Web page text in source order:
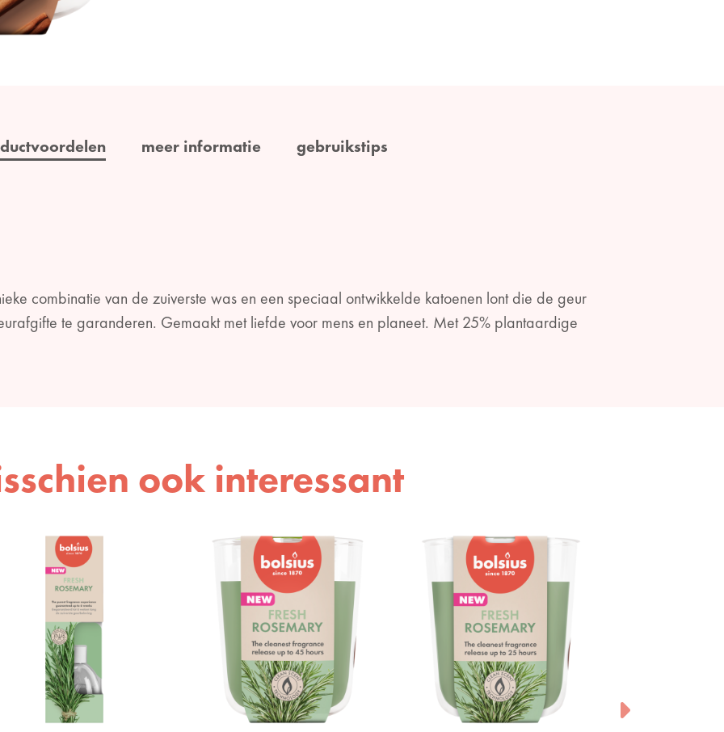
meer informatie gebruikstips
combinatie van de zuiverste was en een speciaal ontwikkelde katoenen lont die de geur
te garanderen. Gemaakt met liefde voor mens en planeet. Met 25% plantaardige
ook interessant